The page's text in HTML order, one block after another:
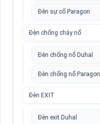
Đèn sự cố Paragon
Đèn chống cháy nổ
Đèn chống nổ Duhal
Đèn chống nổ Paragon
Đèn EXIT
Đèn exit Duhal